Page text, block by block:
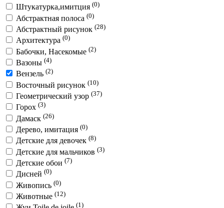
Штукатурка,имитция (0)
Абстрактная полоса (0)
Абстрактный рисунок (28)
Архитектура (0)
Бабочки, Насекомые (2)
Вазоны (4)
Вензель (2)
Восточный рисунок (10)
Геометрический узор (37)
Горох (3)
Дамаск (26)
Дерево, имитация (0)
Детские для девочек (8)
Детские для мальчиков (3)
Детские обои (7)
Дисней (0)
Живопись (0)
Животные (12)
(1)